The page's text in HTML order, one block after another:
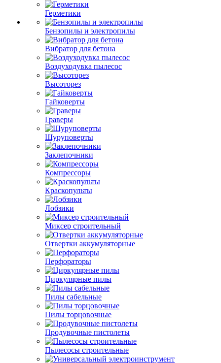
Герметики
Бензопилы и электропилы
Вибратор для бетона
Воздуходувка пылесос
Высоторез
Гайковерты
Граверы
Шуруповерты
Заклепочники
Компрессоры
Краскопульты
Лобзики
Миксер строительный
Отвертки аккумуляторные
Перфораторы
Циркулярные пилы
Пилы сабельные
Пилы торцовочные
Продувочные пистолеты
Пылесосы строительные